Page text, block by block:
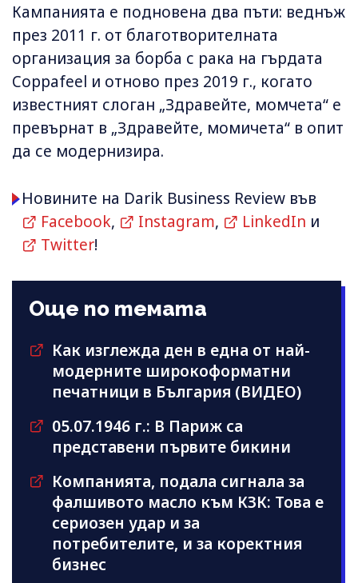
Кампанията е подновена два пъти: веднъж
през 2011 г. от благотворителната
организация за борба с рака на гърдата
Coppafeel и отново през 2019 г., когато
известният слоган „Здравейте, момчета“ е
превърнат в „Здравейте, момичета“ в опит
да се модернизира.
Новините на Darik Business Review във
Facebook, Instagram, LinkedIn и
Twitter!
Още по темата
Как изглежда ден в една от най-
модерните широкоформатни
печатници в България (ВИДЕО)
05.07.1946 г.: В Париж са
представени първите бикини
Компанията, подала сигнала за
фалшивото масло към КЗК: Това е
сериозен удар и за
потребителите, и за коректния
бизнес